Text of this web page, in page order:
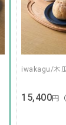
iwakagu/木
15,400円